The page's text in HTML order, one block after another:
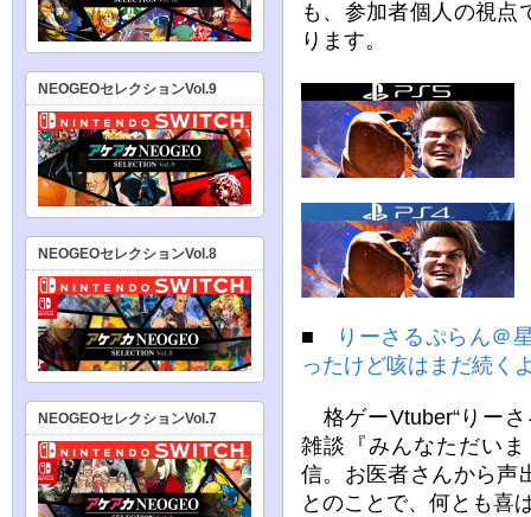
も、参加者個人の視点
ります。
■
りーさるぷらん＠
ったけど咳はまだ続く
格ゲーVtuber“りー
雑談『みんなただい
信。お医者さんから
とのことで、何とも喜
NEOGEOセレクションVol.9
NEOGEOセレクションVol.8
NEOGEOセレクションVol.7